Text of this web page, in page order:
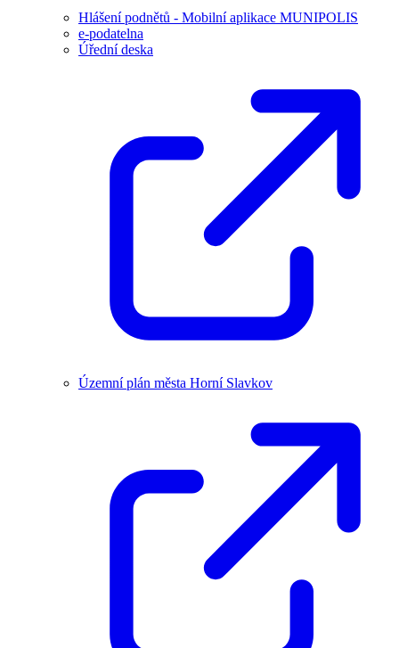
Hlášení podnětů - Mobilní aplikace MUNIPOLIS
e-podatelna
Úřední deska
Územní plán města Horní Slavkov